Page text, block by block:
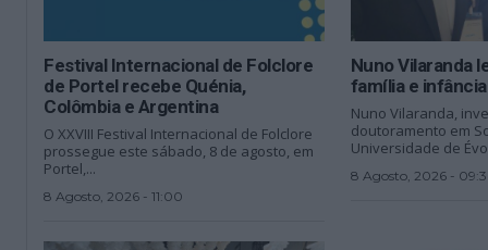
Festival Internacional de Folclore
de Portel recebe Quénia,
Colômbia e Argentina
O XXVIII Festival Internacional de Folclore
prossegue este sábado, 8 de agosto, em
Portel,...
8 Agosto, 2026 - 11:00
Nuno Vilaranda
família e
Nuno Vilaranda,
doutoramento em
Universidade de
8 Agosto, 2026 -